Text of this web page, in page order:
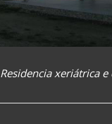
Residencia xeriátrica